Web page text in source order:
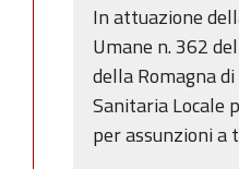
In attuazione
Umane n. 362
della Romagna
Sanitaria Locale
per assunzioni a